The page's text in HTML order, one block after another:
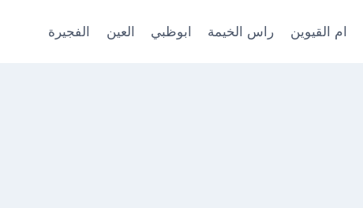
ام القيوين راس الخيمة ابوظبي العين الفجيرة